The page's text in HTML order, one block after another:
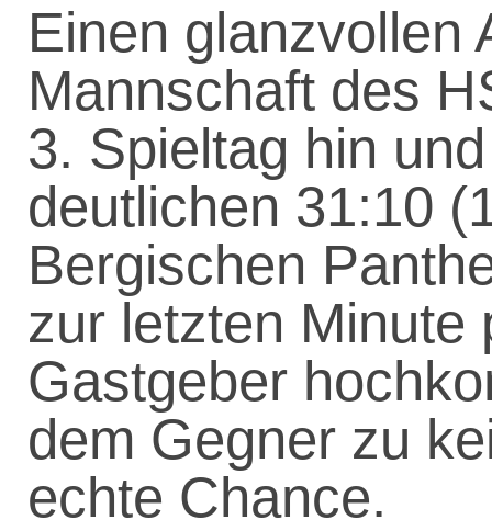
Einen glanzvollen
Mannschaft des
3. Spieltag hin
deutlichen 31:10
Bergischen
zur letzten Minute
Gastgeber
dem Gegner zu
echte Chance.